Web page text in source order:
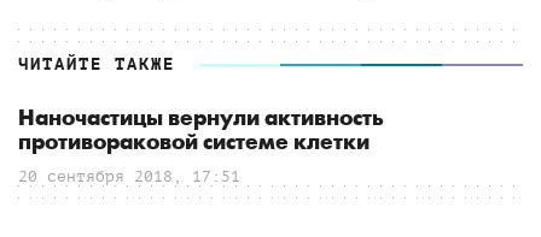
ЧИТАЙТЕ ТАКЖЕ
Наночастицы вернули активность
противораковой системе клетки
20 сентября 2018, 17:51